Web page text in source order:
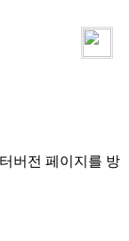
버전 페이지를 방